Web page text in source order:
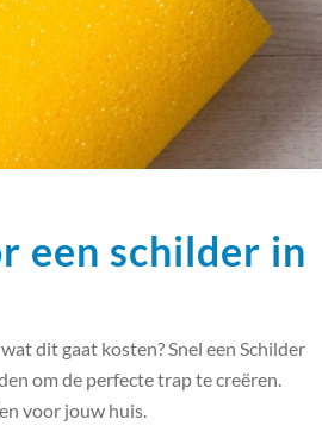
een schilder in
dit gaat kosten? Snel een Schilder
om de perfecte trap te creëren.
voor jouw huis.